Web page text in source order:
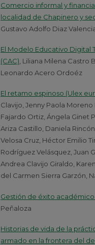
Comercio informal y
localidad de Chapinero y
Gustavo Adolfo Diaz
El Modelo Educativo Digital
(CAC) , Liliana Milena
Leonardo Acero Ordoéz
El retamo espinoso (Ulex
Clavijo, Jenny Paola
Fajardo Ortiz, Ángela Ginet
Ariza Castillo, Daniela
Velosa Cruz, Héctor Emilio
Rodríguez Velásquez, Juan
Andrea Clavijo Giraldo,
del Carmen Sierra Garzón,
Gestión de éxito académico
Peñaloza
Historias de vida de la
armado en la frontera del